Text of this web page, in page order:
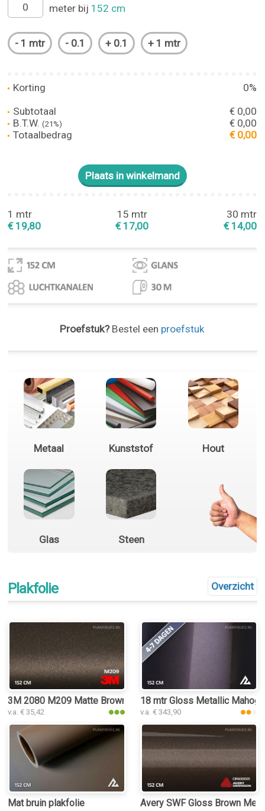
meter bij 152 cm
Korting
0%
Subtotaal
€ 0,00
B.T.W.(21%)
€ 0,00
Totaalbedrag
€ 0,00
1 mtr
€ 19,80
15 mtr
€ 17,00
30 mtr
€ 14,00
Proefstuk?Bestel een proefstuk
Metaal Kunststof Hout
Glas Steen
Overzicht
Plakfolie
3M 2080 M209 Matte Brown Metallic plakfolie
v.a. € 35,42
18 mtr Gloss Metallic
v.a. € 343,90
Mat bruin plakfolie Avery SWF Gloss Brown